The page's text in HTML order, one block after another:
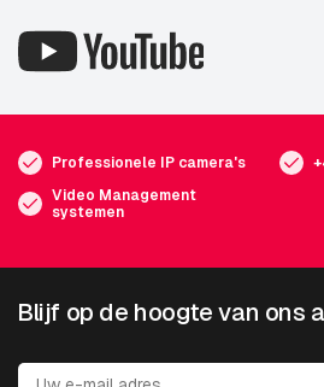
Professionele IP camera's
Video Management
systemen
Blijf op de hoogte van ons